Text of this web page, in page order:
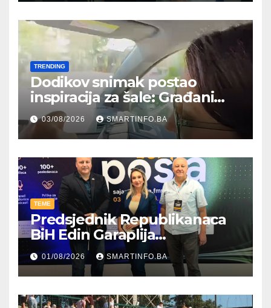
TRENDING
Dodikov snimak postao
inspiracija za šale: Građani
kroz parodiju poslali poruku
03/08/2026 SMARTINFO.BA
TEME
Predsjednik Republikanaca
BiH Edin Garaplija
prisustvovao prezentaciji
Federalnog sajma
zapošljavanja
01/08/2026 SMARTINFO.BA